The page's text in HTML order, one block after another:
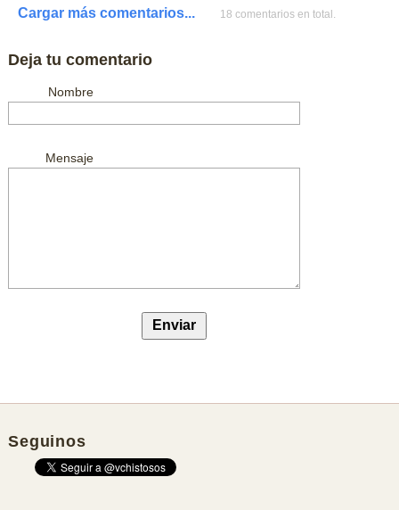
Cargar más comentarios... 18 comentarios en total.
Deja tu comentario
Nombre
Mensaje
Seguinos